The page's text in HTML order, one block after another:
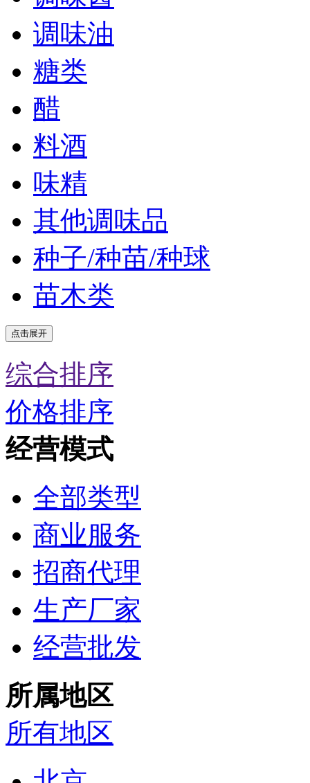
调味油
糖类
醋
料酒
味精
其他调味品
种子/种苗/种球
苗木类
点击展开
综合排序
价格排序
经营模式
全部类型
商业服务
招商代理
生产厂家
经营批发
所属地区
所有地区